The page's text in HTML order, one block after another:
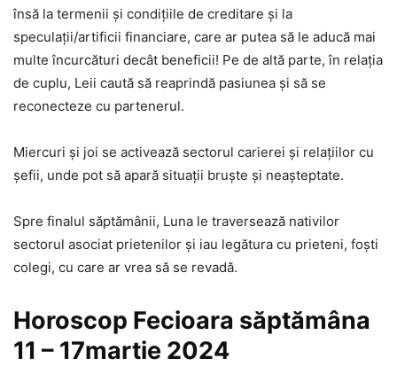
însă la termenii și condițiile de creditare și la
speculații/artificii financiare, care ar putea să le aducă mai
multe încurcături decât beneficii! Pe de altă parte, în relația
de cuplu, Leii caută să reaprindă pasiunea și să se
reconecteze cu partenerul.
Miercuri și joi se activează sectorul carierei și relațiilor cu
șefii, unde pot să apară situații bruște și neașteptate.
Spre finalul săptămânii, Luna le traversează nativilor
sectorul asociat prietenilor și iau legătura cu prieteni, foști
colegi, cu care ar vrea să se revadă.
Horoscop Fecioara săptămâna
11 – 17martie 2024